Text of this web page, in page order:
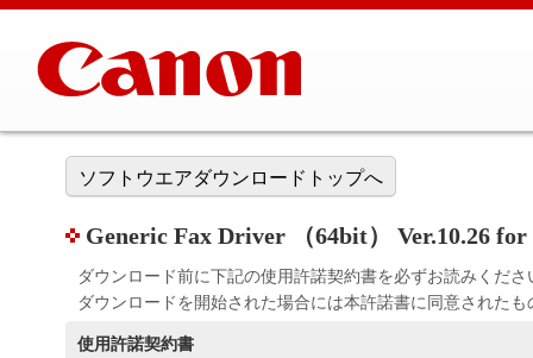
ソフトウエアダウンロードトップへ
Generic Fax Driver （64bit） Ver.10.26
ダウンロード前に下記の使用許諾契約書を必ずお読みくださ
ダウンロードを開始された場合には本許諾書に同意された
使用許諾契約書